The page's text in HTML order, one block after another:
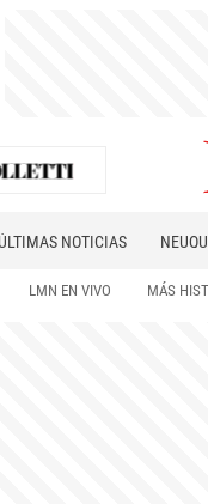
ÚLTIMAS NOTICIAS
LMN EN VIVO MÁS